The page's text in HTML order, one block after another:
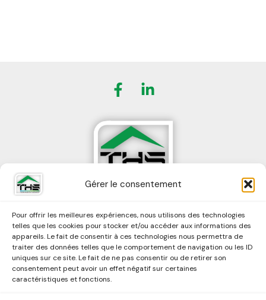
Gérer le consentement
Pour offrir les meilleures expériences, nous utilisons des technologies
telles que les cookies pour stocker et/ou accéder aux informations des
appareils. Le fait de consentir à ces technologies nous permettra de
traiter des données telles que le comportement de navigation ou les ID
uniques sur ce site. Le fait de ne pas consentir ou de retirer son
consentement peut avoir un effet négatif sur certaines
caractéristiques et fonctions.
Accueil
THS
Services
Interventions